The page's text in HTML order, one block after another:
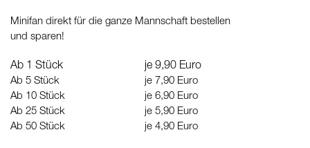
Minifan direkt für die ganze Mannschaft bestellen
und sparen!
Ab 1 Stück je 9,90 Euro
Ab 5 Stück
je 7,90 Euro
Ab 10 Stück
je 6,90 Euro
Ab 25 Stück
je 5,90 Euro
Ab 50 Stück
je 4,90 Euro